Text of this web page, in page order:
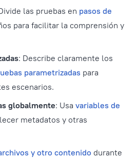
las pruebas en pasos de
para facilitar la comprensión y
: Describe claramente los
parametrizadas para
escenarios.
globalmente: Usa variables de
metadatos y otras
y otro contenido durante